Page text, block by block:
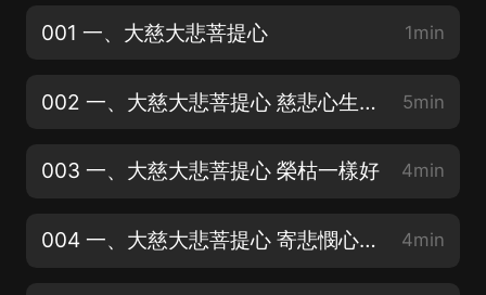
001 一、大慈大悲菩提心 1min
002 一、大慈大悲菩提心 慈悲心生，蚍蜉顏開 5min
003 一、大慈大悲菩提心 榮枯一樣好 4min
004 一、大慈大悲菩提心 寄悲憫心於物 4min